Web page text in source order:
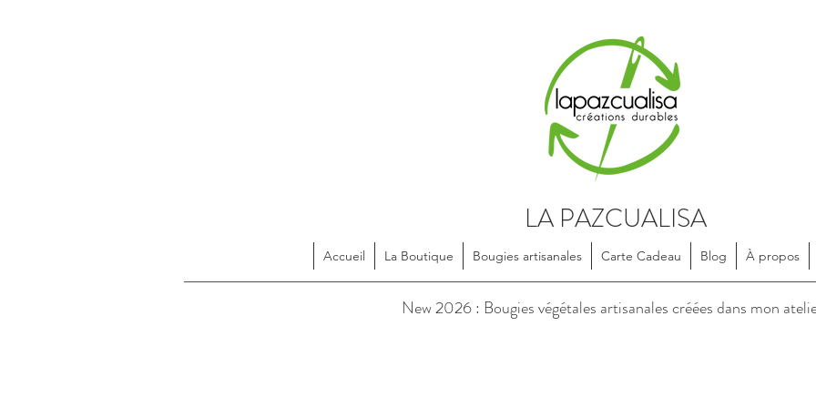
LA PAZCUALISA
Accessoires en textile, dessinés et confectionnés de manière artisanale, en
Accueil La Boutique Bougies artisanales Carte Cadeau Blog À propos
New 2026 : Bougies végétales artisanales créées dans mon